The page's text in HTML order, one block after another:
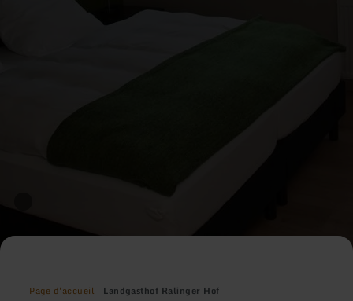
Page d'accueil Landgasthof Ralinger Hof